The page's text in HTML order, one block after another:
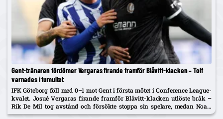
Gent-tränaren fördömer Vergaras firande framför Blåvitt-klacken – Tolf
varnades i tumultet
IFK Göteborg föll med 0–1 mot Gent i första mötet i Conference League-
kvalet. Josué Vergaras firande framför Blåvitt-klacken utlöste bråk –
Rik De Mil tog avstånd och försökte stoppa sin spelare, medan Noah
Tolf varnades och Erlingmark sågar domarinsatsen.